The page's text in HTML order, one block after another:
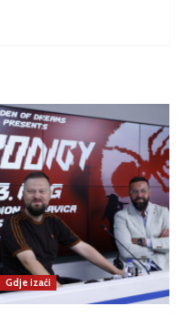
Gdje izaći